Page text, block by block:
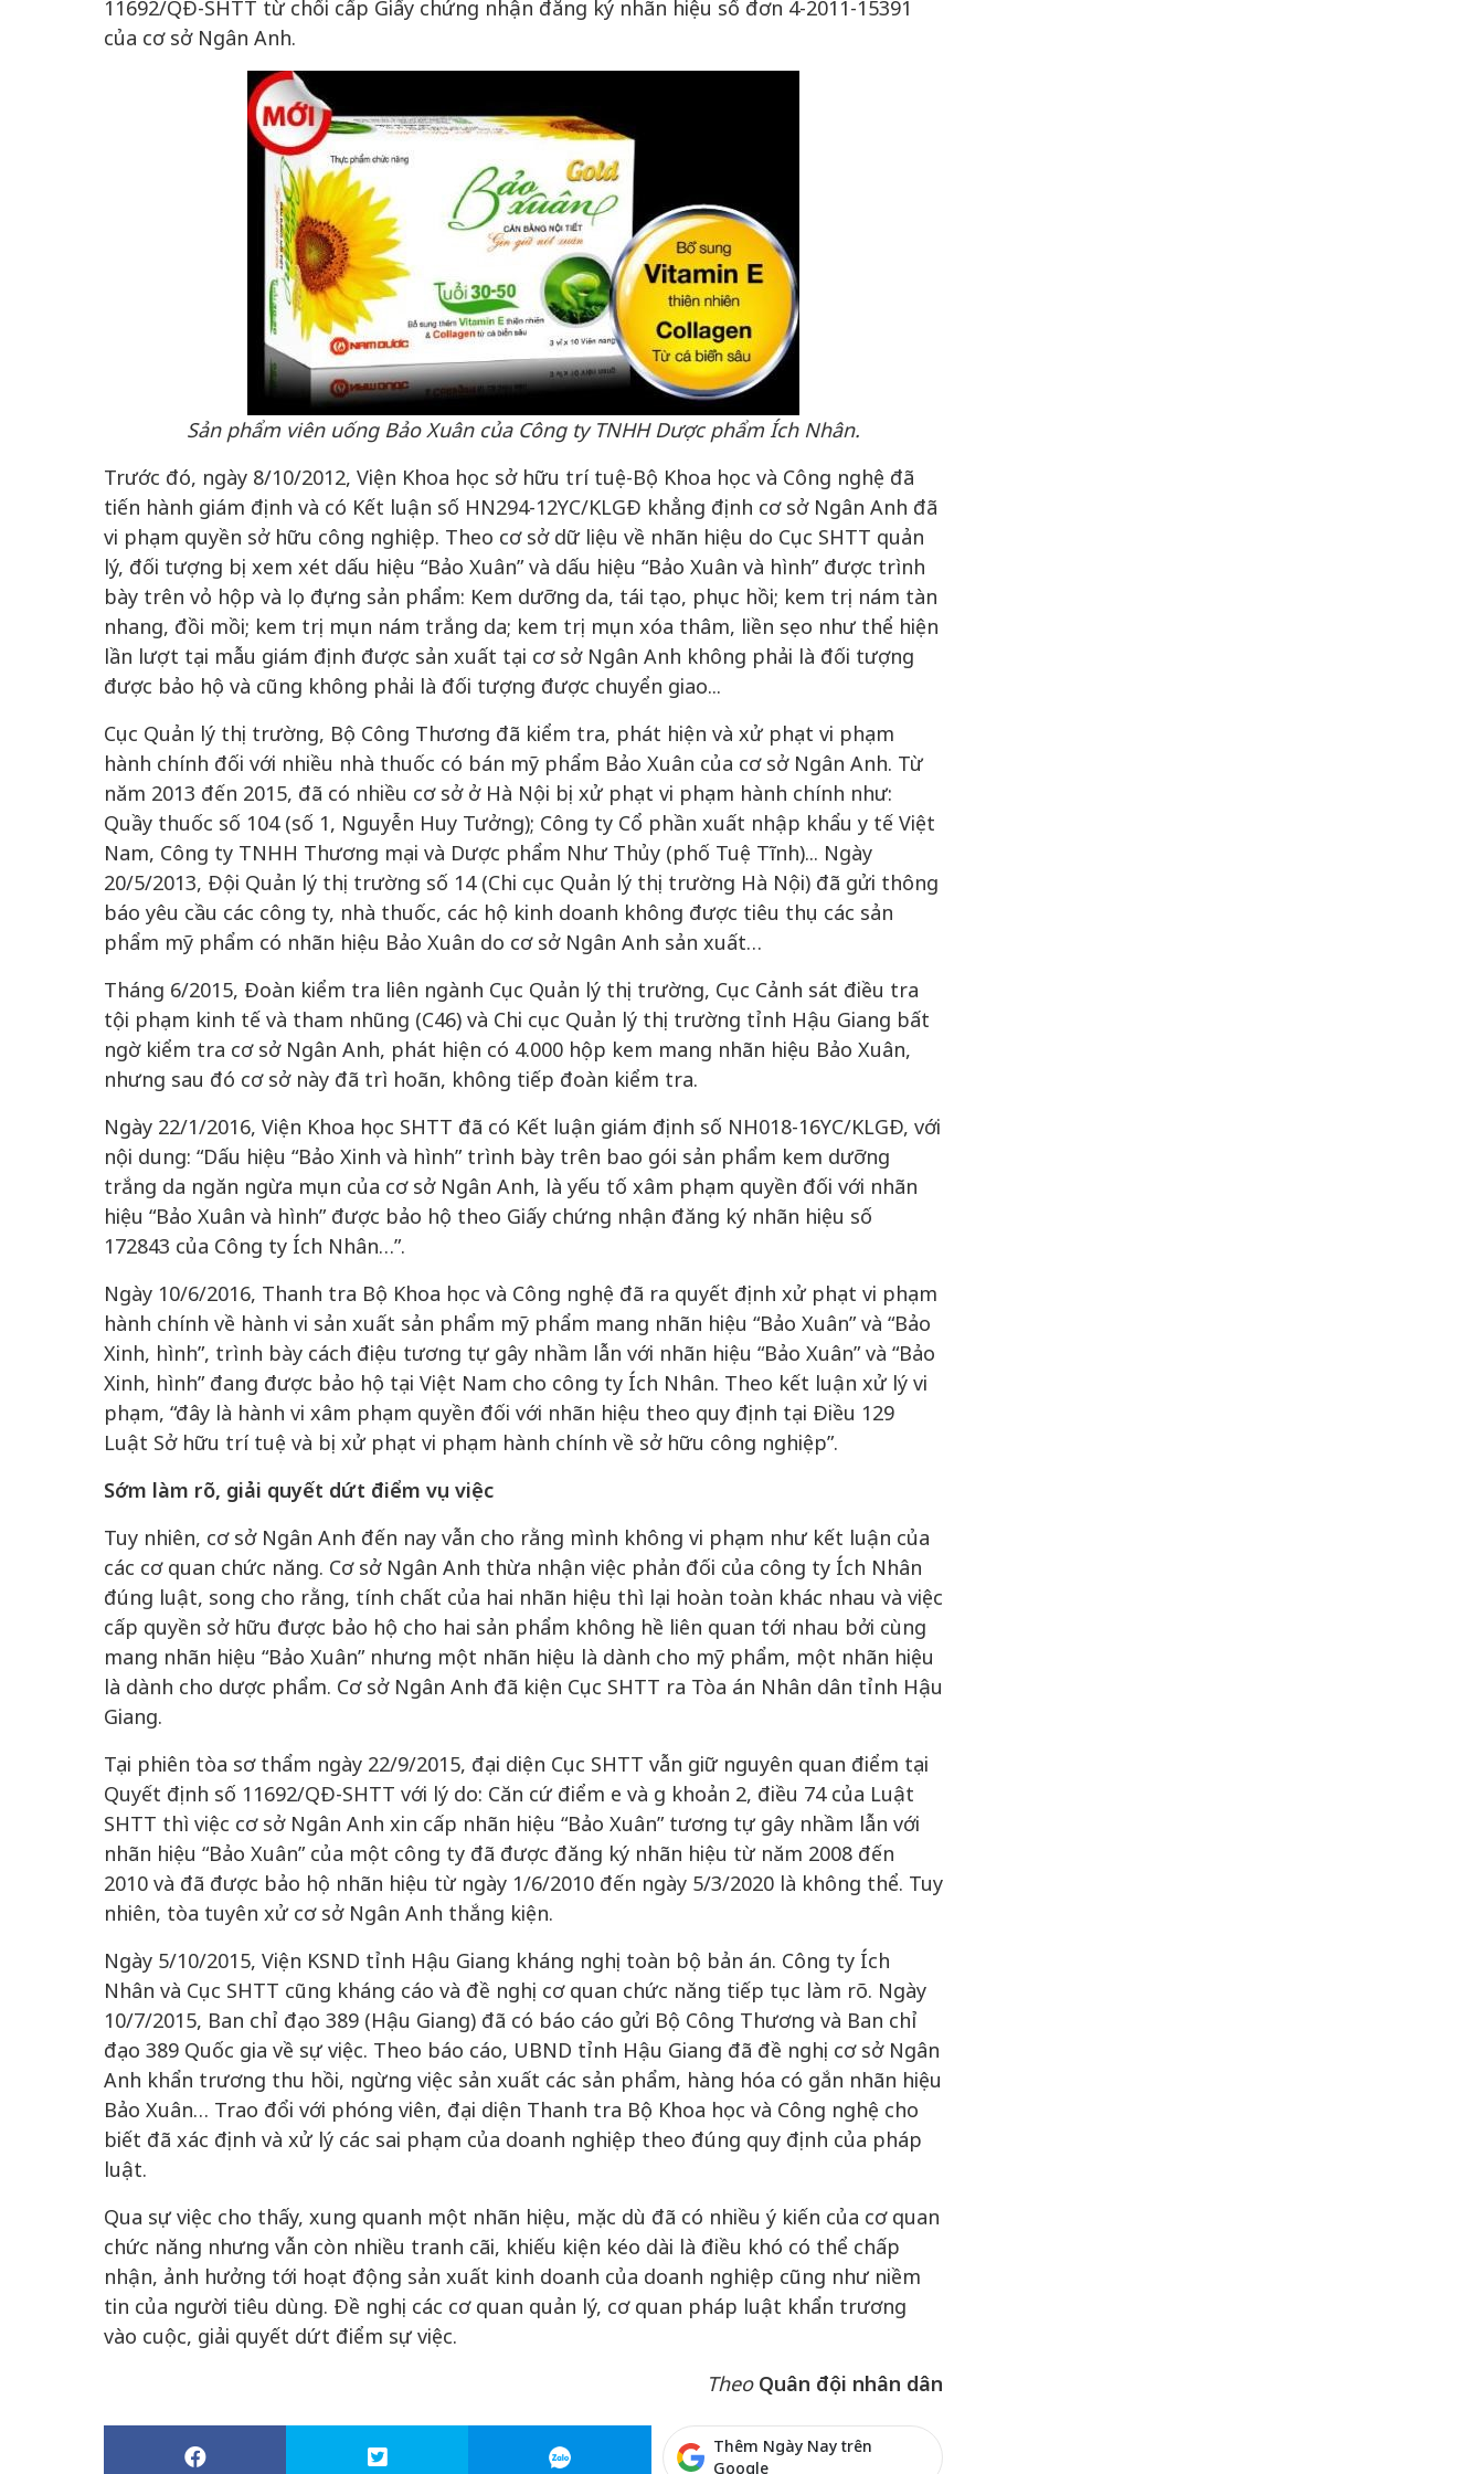
11692/QĐ-SHTT từ chối cấp Giấy chứng nhận đăng ký nhãn hiệu số đơn 4-2011-15391
của cơ sở Ngân Anh.
Sản phẩm viên uống Bảo Xuân của Công ty TNHH Dược phẩm Ích Nhân.
Trước đó, ngày 8/10/2012, Viện Khoa học sở hữu trí tuệ-Bộ Khoa học và Công nghệ đã
tiến hành giám định và có Kết luận số HN294-12YC/KLGĐ khẳng định cơ sở Ngân Anh đã
vi phạm quyền sở hữu công nghiệp. Theo cơ sở dữ liệu về nhãn hiệu do Cục SHTT quản
lý, đối tượng bị xem xét dấu hiệu “Bảo Xuân” và dấu hiệu “Bảo Xuân và hình” được trình
bày trên vỏ hộp và lọ đựng sản phẩm: Kem dưỡng da, tái tạo, phục hồi; kem trị nám tàn
nhang, đồi mồi; kem trị mụn nám trắng da; kem trị mụn xóa thâm, liền sẹo như thể hiện
lần lượt tại mẫu giám định được sản xuất tại cơ sở Ngân Anh không phải là đối tượng
được bảo hộ và cũng không phải là đối tượng được chuyển giao...
Cục Quản lý thị trường, Bộ Công Thương đã kiểm tra, phát hiện và xử phạt vi phạm
hành chính đối với nhiều nhà thuốc có bán mỹ phẩm Bảo Xuân của cơ sở Ngân Anh. Từ
năm 2013 đến 2015, đã có nhiều cơ sở ở Hà Nội bị xử phạt vi phạm hành chính như:
Quầy thuốc số 104 (số 1, Nguyễn Huy Tưởng); Công ty Cổ phần xuất nhập khẩu y tế Việt
Nam, Công ty TNHH Thương mại và Dược phẩm Như Thủy (phố Tuệ Tĩnh)... Ngày
20/5/2013, Đội Quản lý thị trường số 14 (Chi cục Quản lý thị trường Hà Nội) đã gửi thông
báo yêu cầu các công ty, nhà thuốc, các hộ kinh doanh không được tiêu thụ các sản
phẩm mỹ phẩm có nhãn hiệu Bảo Xuân do cơ sở Ngân Anh sản xuất…
Tháng 6/2015, Đoàn kiểm tra liên ngành Cục Quản lý thị trường, Cục Cảnh sát điều tra
tội phạm kinh tế và tham nhũng (C46) và Chi cục Quản lý thị trường tỉnh Hậu Giang bất
ngờ kiểm tra cơ sở Ngân Anh, phát hiện có 4.000 hộp kem mang nhãn hiệu Bảo Xuân,
nhưng sau đó cơ sở này đã trì hoãn, không tiếp đoàn kiểm tra.
Ngày 22/1/2016, Viện Khoa học SHTT đã có Kết luận giám định số NH018-16YC/KLGĐ, với
nội dung: “Dấu hiệu “Bảo Xinh và hình” trình bày trên bao gói sản phẩm kem dưỡng
trắng da ngăn ngừa mụn của cơ sở Ngân Anh, là yếu tố xâm phạm quyền đối với nhãn
hiệu “Bảo Xuân và hình” được bảo hộ theo Giấy chứng nhận đăng ký nhãn hiệu số
172843 của Công ty Ích Nhân…”.
Ngày 10/6/2016, Thanh tra Bộ Khoa học và Công nghệ đã ra quyết định xử phạt vi phạm
hành chính về hành vi sản xuất sản phẩm mỹ phẩm mang nhãn hiệu “Bảo Xuân” và “Bảo
Xinh, hình”, trình bày cách điệu tương tự gây nhầm lẫn với nhãn hiệu “Bảo Xuân” và “Bảo
Xinh, hình” đang được bảo hộ tại Việt Nam cho công ty Ích Nhân. Theo kết luận xử lý vi
phạm, “đây là hành vi xâm phạm quyền đối với nhãn hiệu theo quy định tại Điều 129
Luật Sở hữu trí tuệ và bị xử phạt vi phạm hành chính về sở hữu công nghiệp”.
Sớm làm rõ, giải quyết dứt điểm vụ việc
Tuy nhiên, cơ sở Ngân Anh đến nay vẫn cho rằng mình không vi phạm như kết luận của
các cơ quan chức năng. Cơ sở Ngân Anh thừa nhận việc phản đối của công ty Ích Nhân
đúng luật, song cho rằng, tính chất của hai nhãn hiệu thì lại hoàn toàn khác nhau và việc
cấp quyền sở hữu được bảo hộ cho hai sản phẩm không hề liên quan tới nhau bởi cùng
mang nhãn hiệu “Bảo Xuân” nhưng một nhãn hiệu là dành cho mỹ phẩm, một nhãn hiệu
là dành cho dược phẩm. Cơ sở Ngân Anh đã kiện Cục SHTT ra Tòa án Nhân dân tỉnh Hậu
Giang.
Tại phiên tòa sơ thẩm ngày 22/9/2015, đại diện Cục SHTT vẫn giữ nguyên quan điểm tại
Quyết định số 11692/QĐ-SHTT với lý do: Căn cứ điểm e và g khoản 2, điều 74 của Luật
SHTT thì việc cơ sở Ngân Anh xin cấp nhãn hiệu “Bảo Xuân” tương tự gây nhầm lẫn với
nhãn hiệu “Bảo Xuân” của một công ty đã được đăng ký nhãn hiệu từ năm 2008 đến
2010 và đã được bảo hộ nhãn hiệu từ ngày 1/6/2010 đến ngày 5/3/2020 là không thể. Tuy
nhiên, tòa tuyên xử cơ sở Ngân Anh thắng kiện.
Ngày 5/10/2015, Viện KSND tỉnh Hậu Giang kháng nghị toàn bộ bản án. Công ty Ích
Nhân và Cục SHTT cũng kháng cáo và đề nghị cơ quan chức năng tiếp tục làm rõ. Ngày
10/7/2015, Ban chỉ đạo 389 (Hậu Giang) đã có báo cáo gửi Bộ Công Thương và Ban chỉ
đạo 389 Quốc gia về sự việc. Theo báo cáo, UBND tỉnh Hậu Giang đã đề nghị cơ sở Ngân
Anh khẩn trương thu hồi, ngừng việc sản xuất các sản phẩm, hàng hóa có gắn nhãn hiệu
Bảo Xuân… Trao đổi với phóng viên, đại diện Thanh tra Bộ Khoa học và Công nghệ cho
biết đã xác định và xử lý các sai phạm của doanh nghiệp theo đúng quy định của pháp
luật.
Qua sự việc cho thấy, xung quanh một nhãn hiệu, mặc dù đã có nhiều ý kiến của cơ quan
chức năng nhưng vẫn còn nhiều tranh cãi, khiếu kiện kéo dài là điều khó có thể chấp
nhận, ảnh hưởng tới hoạt động sản xuất kinh doanh của doanh nghiệp cũng như niềm
tin của người tiêu dùng. Đề nghị các cơ quan quản lý, cơ quan pháp luật khẩn trương
vào cuộc, giải quyết dứt điểm sự việc.
Theo Quân đội nhân dân
Thêm Ngày Nay trên
Google